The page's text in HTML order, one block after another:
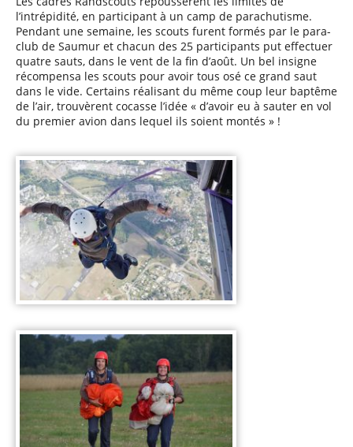
l’intrépidité, en participant à un camp de parachutisme.
Pendant une semaine, les scouts furent formés par le para-
club de Saumur et chacun des 25 participants put effectuer
quatre sauts, dans le vent de la fin d’août. Un bel insigne
récompensa les scouts pour avoir tous osé ce grand saut
dans le vide. Certains réalisant du même coup leur baptême
de l’air, trouvèrent cocasse l’idée « d’avoir eu à sauter en vol
du premier avion dans lequel ils soient montés » !